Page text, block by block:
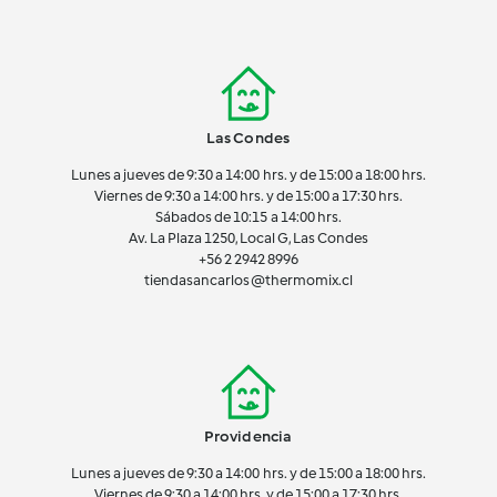
Las Condes
Lunes a jueves de 9:30 a 14:00 hrs. y de 15:00 a 18:00 hrs.
Viernes de 9:30 a 14:00 hrs. y de 15:00 a 17:30 hrs.
Sábados de 10:15 a 14:00 hrs.
Av. La Plaza 1250, Local G, Las Condes
+56 2 2942 8996
tiendasancarlos@thermomix.cl
Providencia
Lunes a jueves de 9:30 a 14:00 hrs. y de 15:00 a 18:00 hrs.